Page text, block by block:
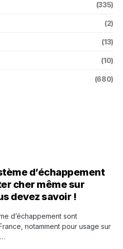
(335)
(2)
(13)
(10)
(680)
d’échappement
cher même sur
devez savoir !
d’échappement sont
notamment pour usage sur